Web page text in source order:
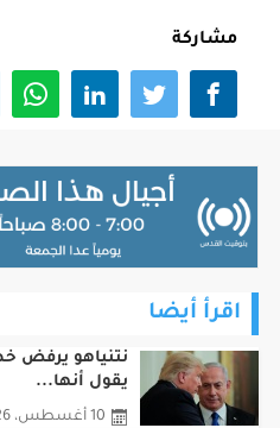
مشاركة
اقرأ أيضا
نتنياهو يرفض
يقول أنها...
10 أغسطس، 2026 - 08:08am